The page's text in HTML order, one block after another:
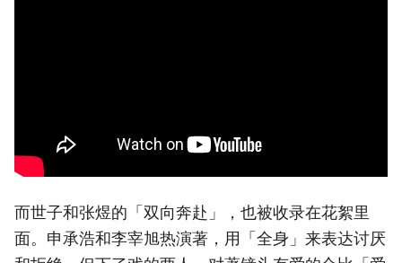
而世子和张煜的「双向奔赴」，也被收录在花絮里
面。申承浩和李宰旭热演著，用「全身」来表达讨厌